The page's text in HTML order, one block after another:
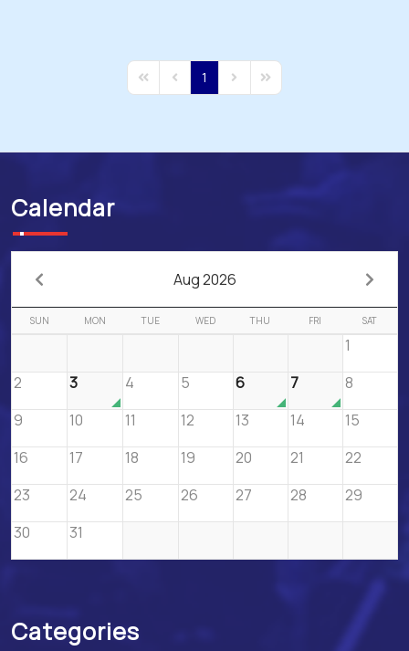
First PagePrevious Page
1 Next PageLast Page
Calendar
Aug 2026
SUN MON TUE WED THU FRI SAT
1
2
3 4 5 6 7
8
9
10 11 12 13 14
15
16
17 18 19 20 21
22
23
24 25 26 27 28
29
30
31
Categories